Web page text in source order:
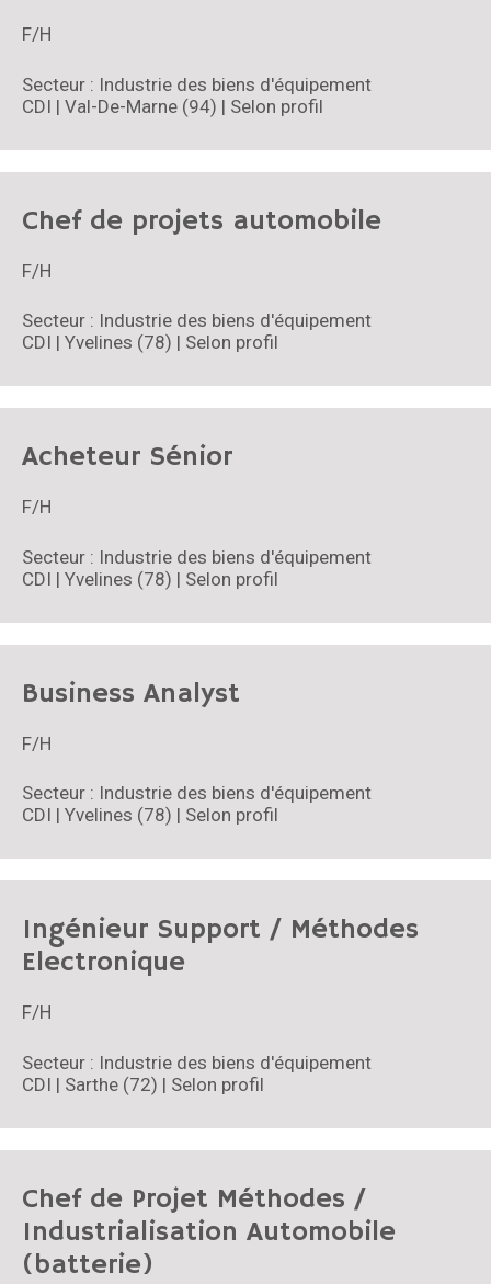
F/H
Secteur : Industrie des biens d'équipement
CDI | Val-De-Marne (94) | Selon profil
Chef de projets automobile
F/H
Secteur : Industrie des biens d'équipement
CDI | Yvelines (78) | Selon profil
Acheteur Sénior
F/H
Secteur : Industrie des biens d'équipement
CDI | Yvelines (78) | Selon profil
Business Analyst
F/H
Secteur : Industrie des biens d'équipement
CDI | Yvelines (78) | Selon profil
Ingénieur Support / Méthodes
Electronique
F/H
Secteur : Industrie des biens d'équipement
CDI | Sarthe (72) | Selon profil
Chef de Projet Méthodes /
Industrialisation Automobile
(batterie)